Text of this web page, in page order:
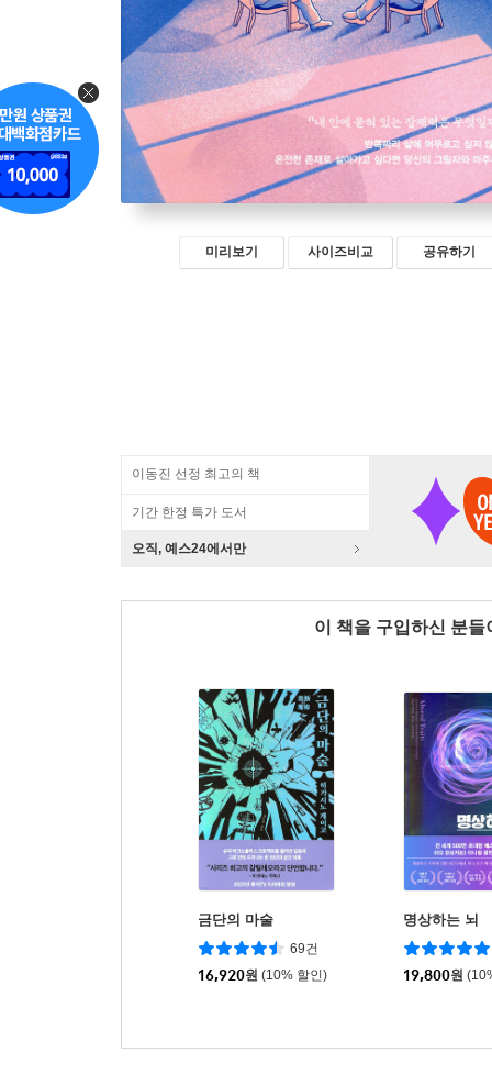
미리보기 사이즈비교 공유하기
이동진 선정 최고의 책
기간 한정 특가 도서
오직, 예스24에서만
이 책을 구입하신 분
금단의 마술
69건
16,920원 (10% 할인)
명상하는 뇌
19,800원